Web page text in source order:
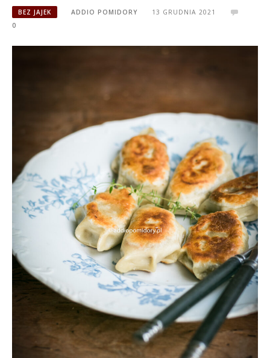
BEZ JAJEK ADDIO POMIDORY
13 GRUDNIA 2021
0